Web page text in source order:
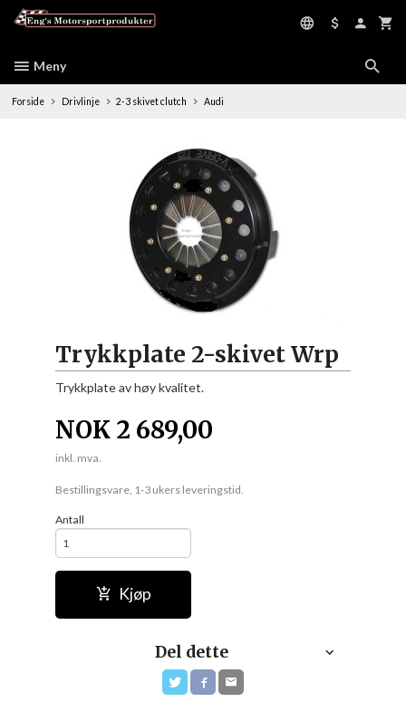
Meny
Forside Drivlinje 2-3 skivet clutch Audi
Trykkplate 2-skivet Wrp
Trykkplate av høy kvalitet.
NOK 2 689,00
inkl. mva.
Bestillingsvare, 1-3 ukers leveringstid.
Antall
Kjøp
Del dette